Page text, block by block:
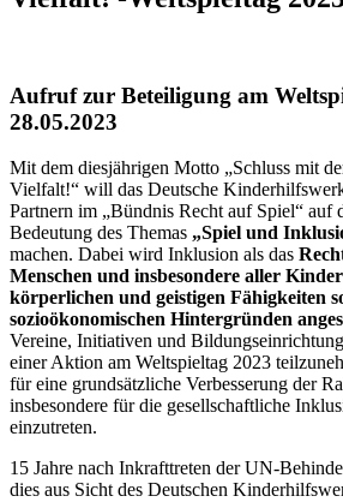
Aufruf zur Beteiligung am
28.05.2023
Mit dem diesjährigen Motto „Schluss mit
Vielfalt!“ will das Deutsche
Partnern im „Bündnis Recht auf Spiel“ auf
Bedeutung des Themas „Spiel und
machen. Dabei wird Inklusion als das
Menschen und insbesondere aller
körperlichen und geistigen Fähigkeiten
sozioökonomischen Hintergründen
Vereine, Initiativen und
einer Aktion am Weltspieltag 2023
für eine grundsätzliche Verbesserung der
insbesondere für die gesellschaftliche
einzutreten.
15 Jahre nach Inkrafttreten der UN-
dies aus Sicht des Deutschen